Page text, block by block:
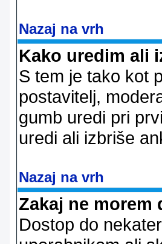
Nazaj na vrh
Kako uredim ali
S tem je tako kot
postavitelj,
gumb uredi pri
uredi ali izbriše
Nazaj na vrh
Zakaj ne
Dostop do